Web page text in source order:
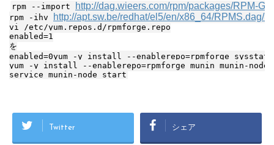
rpm --import http://dag.wieers.com/rpm/packages/RPM-
rpm -ihv http://apt.sw.be/redhat/el5/en/x86_64/RPMS.dag/
vi /etc/yum.repos.d/rpmforge.repo
enabled=1
を
enabled=0yum -y install --enablerepo=rpmforge
yum -y install --enablerepo=rpmforge munin munin-node
Twitter シェア